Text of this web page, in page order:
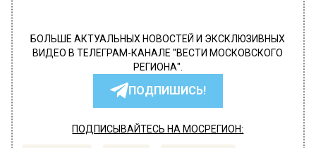
БОЛЬШЕ АКТУАЛЬНЫХ НОВОСТЕЙ И ЭКСКЛЮЗИВНЫХ
ВИДЕО В ТЕЛЕГРАМ-КАНАЛЕ "ВЕСТИ МОСКОВСКОГО
РЕГИОНА".
ПОДПИШИСЬ!
ПОДПИСЫВАЙТЕСЬ НА МОСРЕГИОН: